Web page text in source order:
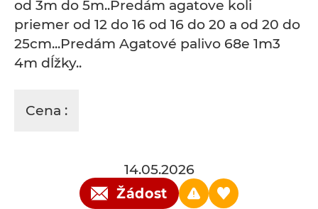
od 3m do 5m..Predám agatove koli
priemer od 12 do 16 od 16 do 20 a od 20 do
25cm...Predám Agatové palivo 68e 1m3
4m dĺžky..
Cena :
14.05.2026
Žádost